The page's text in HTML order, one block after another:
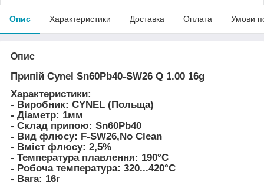
Опис Характеристики Доставка Оплата Умови
Опис
Припій Cynel Sn60Pb40-SW26 Q 1.00 16g
Характеристики:
- Виробник: CYNEL (Польща)
- Діаметр: 1мм
- Склад припою: Sn60Pb40
- Вид флюсу: F-SW26,No Clean
- Вміст флюсу: 2,5%
- Температура плавлення: 190°C
- Робоча температура: 320...420°C
- Вага: 16г